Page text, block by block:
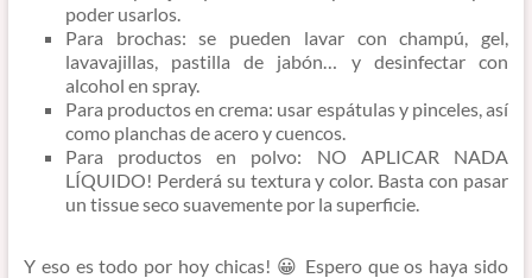
poder usarlos.
Para brochas: se pueden lavar con champú, gel,
lavavajillas, pastilla de jabón… y desinfectar con
alcohol en spray.
Para productos en crema: usar espátulas y pinceles, así
como planchas de acero y cuencos.
Para productos en polvo: NO APLICAR NADA
LÍQUIDO! Perderá su textura y color. Basta con pasar
un tissue seco suavemente por la superficie.
Y eso es todo por hoy chicas! 😀 Espero que os haya sido